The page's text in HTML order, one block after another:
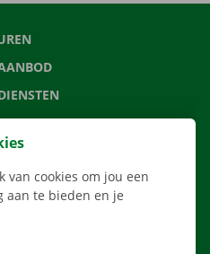
van cookies om jou een
aan te bieden en je